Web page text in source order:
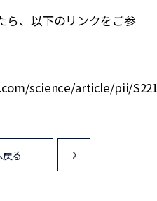
、以下のリンクをご参
science/article/pii/
る